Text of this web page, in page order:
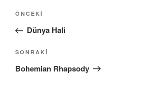
Yazı
Önceki
Yazı
ÖNCEKI
Dünya Hali
Sonraki
Yazı
SONRAKI
Bohemian Rhapsody